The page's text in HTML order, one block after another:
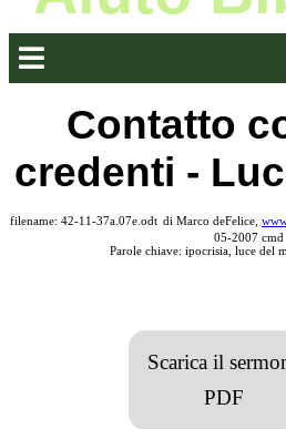
Contatto
credenti -
filename: 42-11-37a.07e.odt di Marco deFelice,
05-2007 cmd
Parole chiave: ipocrisia, luce del
Scarica il
PDF